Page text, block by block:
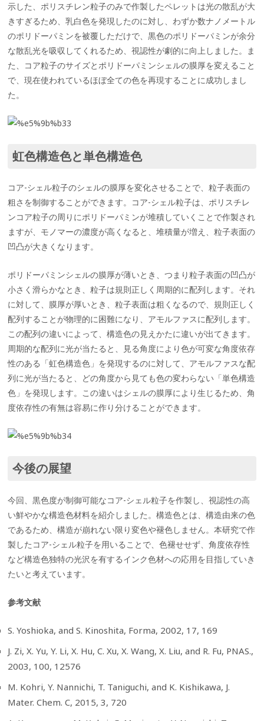
示した、ポリスチレン粒子のみで作製したペレットは光の散乱が大
きすぎるため、乳白色を発現したのに対し、わずか数ナノメートル
のポリドーパミンを被覆しただけで、黒色のポリドーパミンが余分
な散乱光を吸収してくれるため、視認性が劇的に向上しました。ま
た、コア粒子のサイズとポリドーパミンシェルの膜厚を変えること
で、現在使われているほぼ全ての色を再現することに成功しまし
た。
虹色構造色と単色構造色
コア-シェル粒子のシェルの膜厚を変化させることで、粒子表面の
粗さを制御することができます。コア-シェル粒子は、ポリスチレ
ンコア粒子の周りにポリドーパミンが堆積していくことで作製され
ますが、モノマーの濃度が高くなると、堆積量が増え、粒子表面の
凹凸が大きくなります。
ポリドーパミンシェルの膜厚が薄いとき、つまり粒子表面の凹凸が
小さく滑らかなとき、粒子は規則正しく周期的に配列します。それ
に対して、膜厚が厚いとき、粒子表面は粗くなるので、規則正しく
配列することが物理的に困難になり、アモルファスに配列します。
この配列の違いによって、構造色の見えかたに違いが出てきます。
周期的な配列に光が当たると、見る角度により色が可変な角度依存
性のある「虹色構造色」を発現するのに対して、アモルファスな配
列に光が当たると、どの角度から見ても色の変わらない「単色構造
色」を発現します。この違いはシェルの膜厚により生じるため、角
度依存性の有無は容易に作り分けることができます。
今後の展望
今回、黒色度が制御可能なコア-シェル粒子を作製し、視認性の高
い鮮やかな構造色材料を紹介しました。構造色とは、構造由来の色
であるため、構造が崩れない限り変色や褪色しません。本研究で作
製したコア-シェル粒子を用いることで、色褪せせず、角度依存性
など構造色独特の光沢を有するインク色材への応用を目指していき
たいと考えています。
参考文献
S. Yoshioka, and S. Kinoshita, Forma, 2002, 17, 169
J. Zi, X. Yu, Y. Li, X. Hu, C. Xu, X. Wang, X. Liu, and R. Fu, PNAS.,
2003, 100, 12576
M. Kohri, Y. Nannichi, T. Taniguchi, and K. Kishikawa, J.
Mater. Chem. C, 2015, 3, 720